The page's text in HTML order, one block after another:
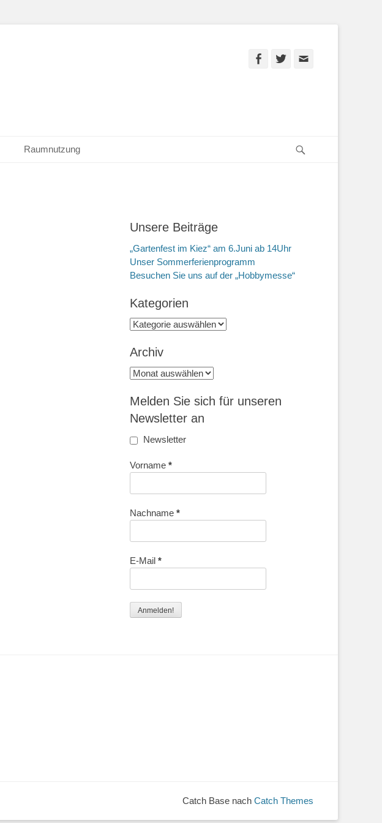
Facebook
Twitter
Raumnutzung
Unsere Beiträge
„Gartenfest im Kiez“ am 6.Juni ab 14Uhr
Unser Sommerferienprogramm
Besuchen Sie uns auf der „Hobbymesse“
Kategorien
Kategorien
Archiv
Archiv
Melden Sie sich für unseren
Newsletter an
Newsletter
Vorname *
Nachname *
E-Mail *
Catch Base nach Catch Themes